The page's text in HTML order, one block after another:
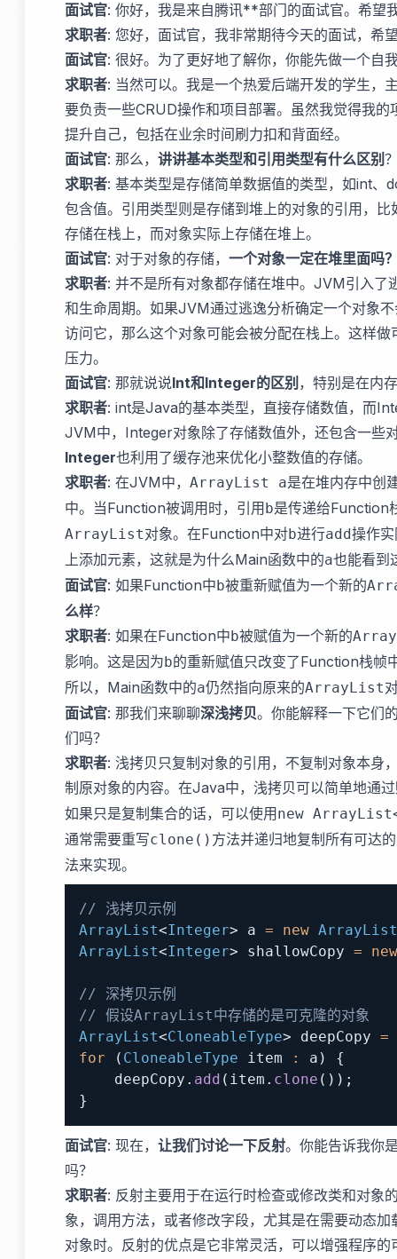
面试官: 你好，我是来自腾讯**部门的面试官。希望
求职者: 您好，面试官，我非常期待今天的面试，希
面试官: 很好。为了更好地了解你，你能先做一个自
求职者: 当然可以。我是一个热爱后端开发的学生，
要负责一些CRUD操作和项目部署。虽然我觉得我
提升自己，包括在业余时间刷力扣和背面经。
面试官: 那么， 讲讲基本类型和引用类型有什么区别
求职者: 基本类型是存储简单数据值的类型，如int、
包含值。引用类型则是存储到堆上的对象的引用，
存储在栈上，而对象实际上存储在堆上。
面试官: 对于对象的存储， 一个对象一定在堆里面吗
求职者: 并不是所有对象都存储在堆中。JVM引入了
和生命周期。如果JVM通过逃逸分析确定一个对象
访问它，那么这个对象可能会被分配在栈上。这样
压力。
面试官: 那就说说Int和Integer的区别 ，特别是在内
求职者: int是Java的基本类型，直接存储数值，而
JVM中，Integer对象除了存储数值外，还包含一些
Integer也利用了缓存池来优化小整数值的存储。
求职者: 在JVM中， ArrayList a是在堆内存中创
中。当Function被调用时，引用 b是传递给Function
ArrayList对象。在Function中对b进行add操作
上添加元素，这就是为什么Main函数中的a也能看到
面试官: 如果Function中 b被重新赋值为一个新的
么样？
求职者: 如果在Function中 b被赋值为一个新的
影响。这是因为 b的重新赋值只改变了Function栈帧
所以，Main函数中的a仍然指向原来的ArrayList
面试官: 那我们来聊聊深浅拷贝。你能解释一下它们
们吗？
求职者: 浅拷贝只复制对象的引用，不复制对象本身
制原对象的内容。在Java中，浅拷贝可以简单地通
如果只是复制集合的话，可以使用 new
通常需要重写clone() 方法并递归地复制所有可达
法来实现。
// 浅拷贝示例
ArrayList<Integer> a = new ArrayList
ArrayList<Integer> shallowCopy = new
// 深拷贝示例
// 假设ArrayList中存储的是可克隆的对象
ArrayList<CloneableType> deepCopy =
for
( CloneableType item : a )
{
    deepCopy
. add ( item . clone ( ) ) ;
}
面试官: 现在， 让我们讨论一下反射。你能告诉我你
吗？
求职者: 反射主要用于在运行时检查或修改类和对象
象，调用方法，或者修改字段，尤其是在需要动态
对象时。反射的优点是它非常灵活，可以增强程序